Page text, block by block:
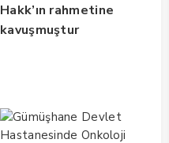
Hakk’ın rahmetine
kavuşmuştur